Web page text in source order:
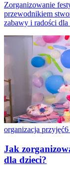
Zorganizowanie
przewodnikiem
zabawy i radości dla
organizacja przyjęć6
Jak
dla dzieci?